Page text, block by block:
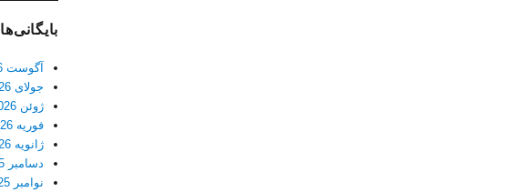
بایگانی‌ها
آگوست 2026
جولای 2026
ژوئن 2026
فوریه 2026
ژانویه 2026
دسامبر 2025
نوامبر 2025